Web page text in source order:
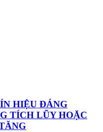
HIỆU ĐÁNG
TÍCH LŨY HOẶC